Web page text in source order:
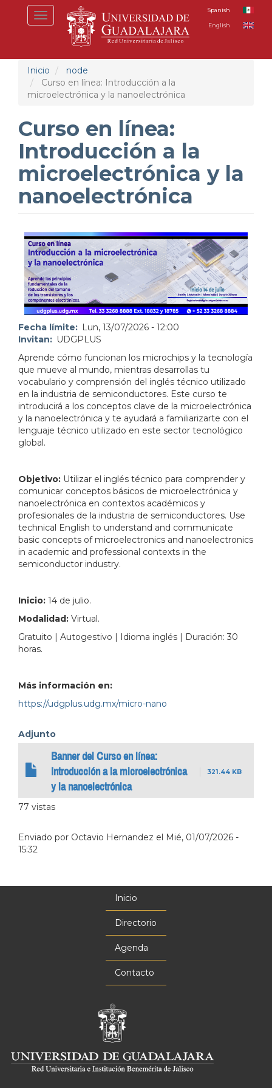
Toggle
navigation
Spanish
English
Inicio
node
Curso en línea: Introducción a la
microelectrónica y la nanoelectrónica
Curso en línea:
Introducción a la
microelectrónica y la
nanoelectrónica
Fecha límite
Lun, 13/07/2026 - 12:00
Invitan
UDGPLUS
Aprende cómo funcionan los microchips y la tecnología
que mueve al mundo, mientras desarrollas tu
vocabulario y comprensión del inglés técnico utilizado
en la industria de semiconductores. Este curso te
introducirá a los conceptos clave de la microelectrónica
y la nanoelectrónica y te ayudará a familiarizarte con el
lenguaje técnico utilizado en este sector tecnológico
global.
Objetivo: Utilizar el inglés técnico para comprender y
comunicar conceptos básicos de microelectrónica y
nanoelectrónica en contextos académicos y
profesionales de la industria de semiconductores. Use
technical English to understand and communicate
basic concepts of microelectronics and nanoelectronics
in academic and professional contexts in the
semiconductor industry.
Inicio: 14 de julio.
Modalidad: Virtual.
Gratuito | Autogestivo | Idioma inglés | Duración: 30
horas.
Más información en:
https://udgplus.udg.mx/micro-nano
Adjunto
Banner del Curso en línea:
Introducción a la microelectrónica
y la nanoelectrónica
321.44 KB
77 vistas
Enviado por Octavio Hernandez el Mié, 01/07/2026 -
15:32
Inicio
Directorio
Agenda
Contacto